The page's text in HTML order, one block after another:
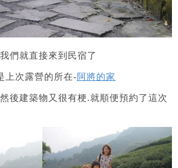
們就直接來到民宿了
上次露營的所在-阿將的家
後建築物又很有梗.就順便預約了這次